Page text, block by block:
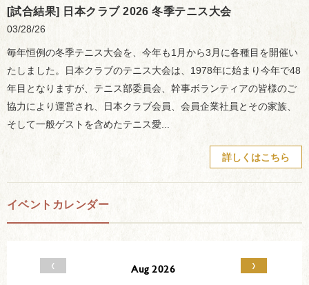
[試合結果] 日本クラブ 2026 冬季テニス大会
03/28/26
毎年恒例の冬季テニス大会を、今年も1月から3月に各種目を開催い
たしました。日本クラブのテニス大会は、1978年に始まり今年で48
年目となりますが、テニス部委員会、幹事ボランティアの皆様のご
協力により運営され、日本クラブ会員、会員企業社員とその家族、
そして一般ゲストを含めたテニス愛...
詳しくはこちら
イベントカレンダー
‹ Aug 2026 ›